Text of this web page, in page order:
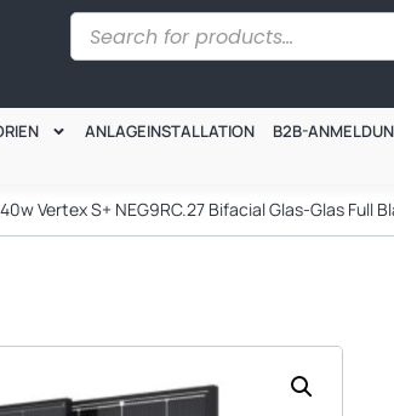
ANLAGEINSTALLATION B2B-
Vertex S+ NEG9RC.27 Bifacial Glas-Glas Full